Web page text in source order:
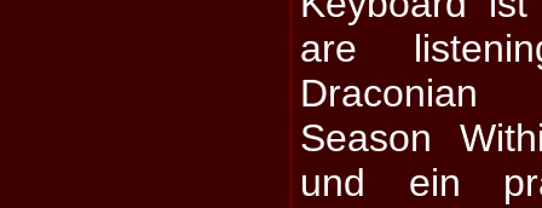
are
Season
und ein